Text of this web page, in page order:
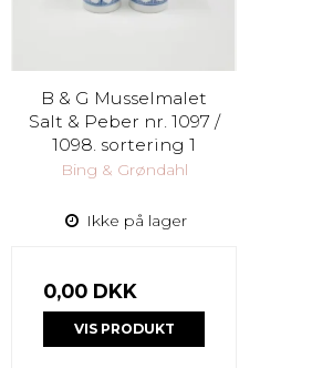
B & G Musselmalet
Salt & Peber nr. 1097 /
1098. sortering 1
Bing & Grøndahl
Ikke på lager
0,00 DKK
VIS PRODUKT